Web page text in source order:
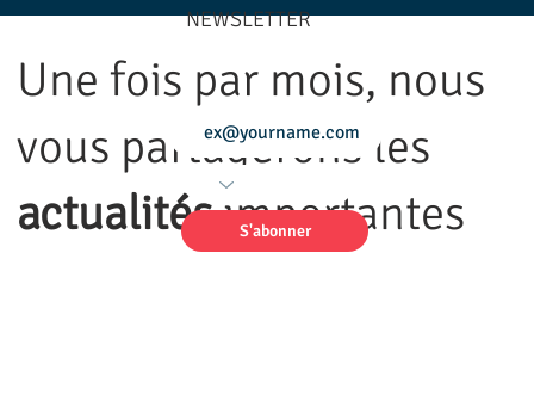
Une fois par mois, nous
vous partagerons les
actualitésimportantes
NEWSLETTER
S'abonner